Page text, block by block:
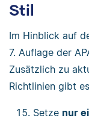
Stil
Im Hinblick auf
7. Auflage der
Zusätzlich zu
Richtlinien gibt
Setze nur